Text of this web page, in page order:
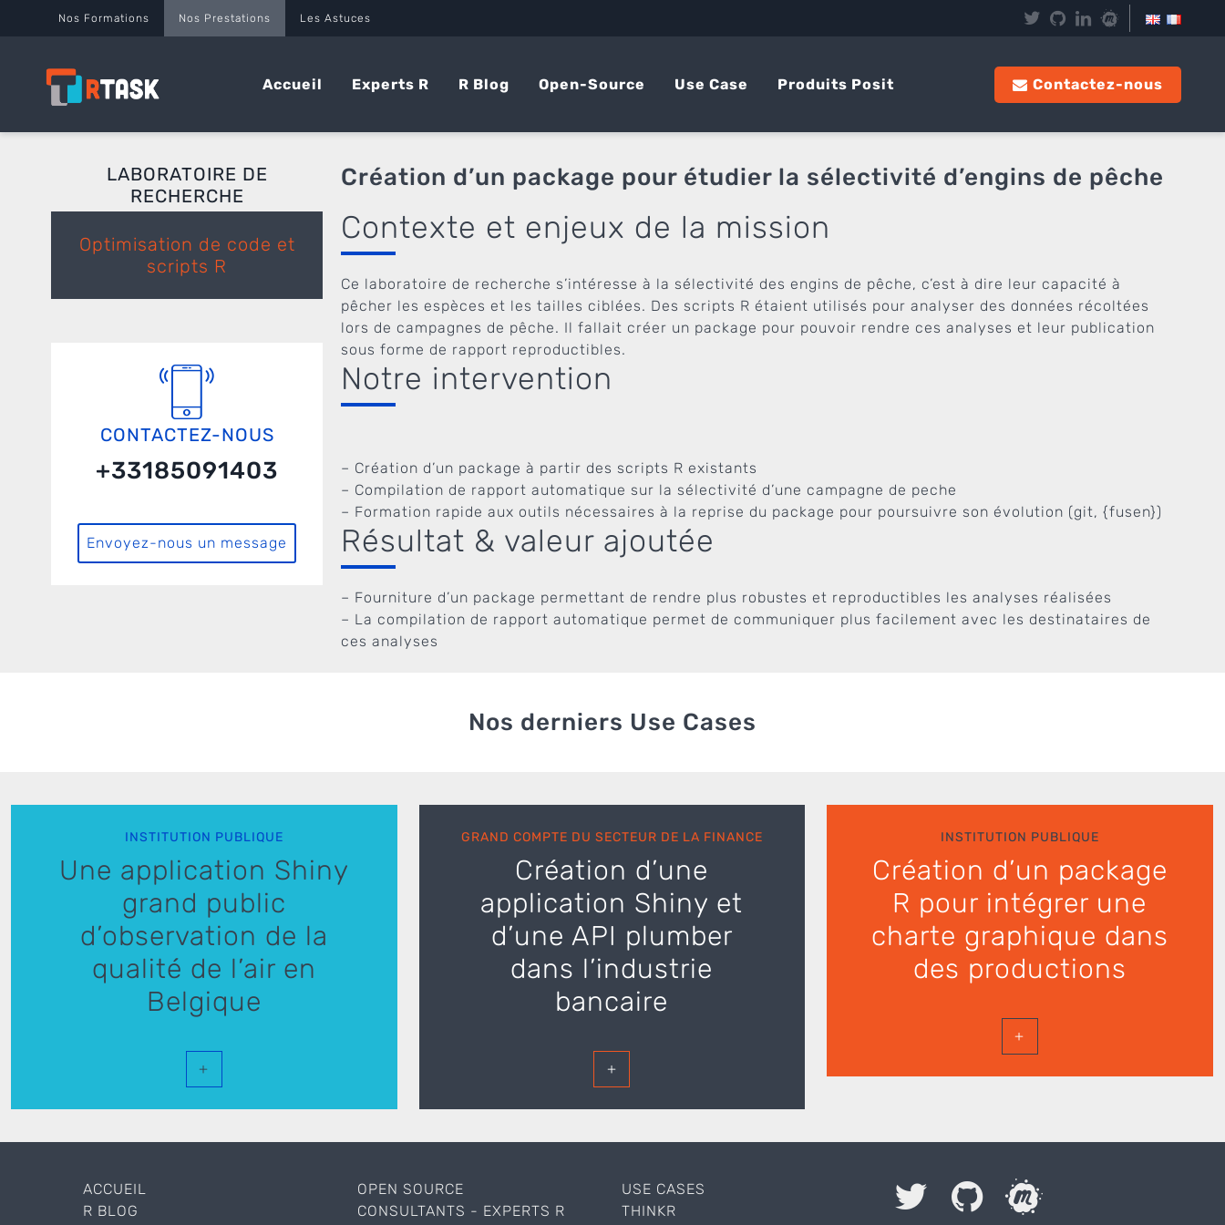
Nos Formations Nos Prestations Les Astuces
Accueil Experts R R Blog Open-Source Use Case Produits Posit Contactez-nous
LABORATOIRE DE
RECHERCHE
Optimisation de code et
scripts R
CONTACTEZ-NOUS
+33185091403
Envoyez-nous un message
Création d’un package pour étudier la sélectivité d’engins de pêche
Contexte et enjeux de la mission
Ce laboratoire de recherche s’intéresse à la sélectivité des engins de pêche, c’est à dire leur capacité à
pêcher les espèces et les tailles ciblées. Des scripts R étaient utilisés pour analyser des données récoltées
lors de campagnes de pêche. Il fallait créer un package pour pouvoir rendre ces analyses et leur publication
sous forme de rapport reproductibles.
Notre intervention
– Création d’un package à partir des scripts R existants
– Compilation de rapport automatique sur la sélectivité d’une campagne de peche
– Formation rapide aux outils nécessaires à la reprise du package pour poursuivre son évolution (git, {fusen})
Résultat & valeur ajoutée
– Fourniture d’un package permettant de rendre plus robustes et reproductibles les analyses réalisées
– La compilation de rapport automatique permet de communiquer plus facilement avec les destinataires de
ces analyses
Nos derniers Use Cases
INSTITUTION PUBLIQUE
Une application Shiny
grand public
d’observation de la
qualité de l’air en
Belgique
+
GRAND COMPTE DU SECTEUR DE LA FINANCE
Création d’une
application Shiny et
d’une API plumber
dans l’industrie
bancaire
+
INSTITUTION PUBLIQUE
Création d’un package
R pour intégrer une
charte graphique dans
des productions
+
ACCUEIL
R BLOG
OPEN SOURCE
CONSULTANTS - EXPERTS R
USE CASES
THINKR
Panneau de gestion des cookies